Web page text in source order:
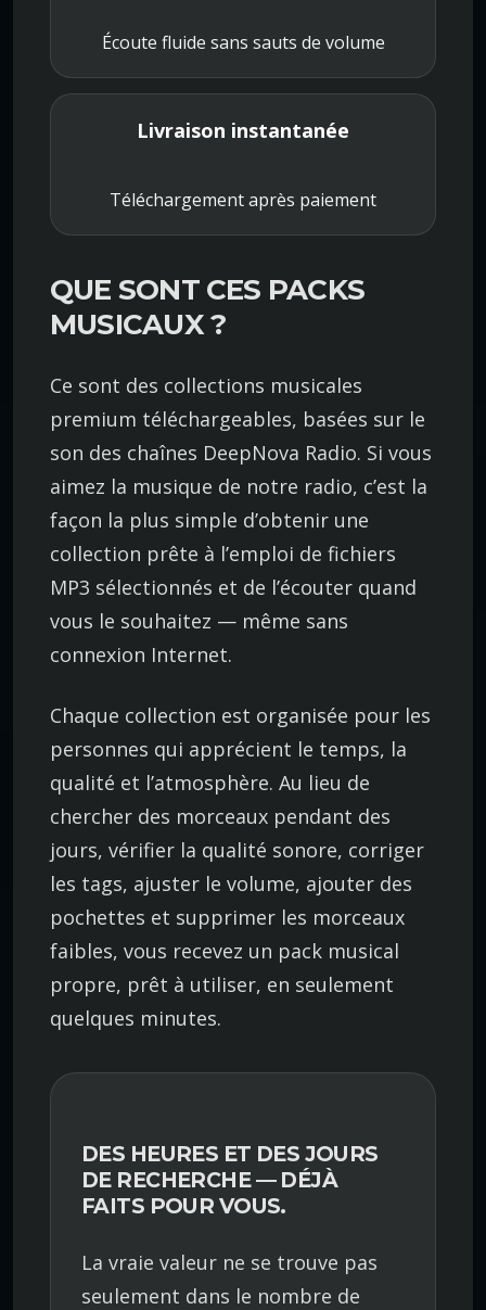
Écoute fluide sans sauts de volume
Livraison instantanée
Téléchargement après paiement
QUE SONT CES PACKS
MUSICAUX ?
Ce sont des collections musicales
premium téléchargeables, basées sur le
son des chaînes DeepNova Radio. Si vous
aimez la musique de notre radio, c’est la
façon la plus simple d’obtenir une
collection prête à l’emploi de fichiers
MP3 sélectionnés et de l’écouter quand
vous le souhaitez — même sans
connexion Internet.
Chaque collection est organisée pour les
personnes qui apprécient le temps, la
qualité et l’atmosphère. Au lieu de
chercher des morceaux pendant des
jours, vérifier la qualité sonore, corriger
les tags, ajuster le volume, ajouter des
pochettes et supprimer les morceaux
faibles, vous recevez un pack musical
propre, prêt à utiliser, en seulement
quelques minutes.
DES HEURES ET DES JOURS
DE RECHERCHE — DÉJÀ
FAITS POUR VOUS.
La vraie valeur ne se trouve pas
seulement dans le nombre de